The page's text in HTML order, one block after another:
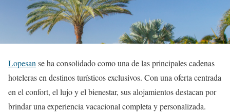
Lopesan se ha consolidado como una de las principales cadenas
hoteleras en destinos turísticos exclusivos. Con una oferta centrada
en el confort, el lujo y el bienestar, sus alojamientos destacan por
brindar una experiencia vacacional completa y personalizada.